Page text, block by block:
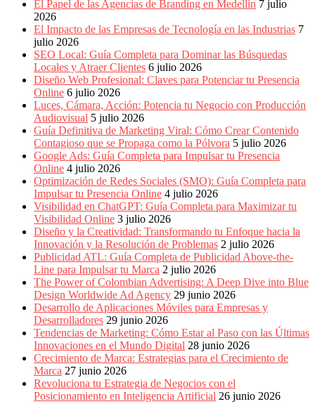
Periódicos
Producción
Gráfica
Colombia.
El Papel de las Agencias de Branding en Medellín 7 julio
2026
El Impacto de las Empresas de Tecnología en las Industrias 7
julio 2026
SEO Local: Guía Completa para Dominar las Búsquedas
Locales y Atraer Clientes 6 julio 2026
Diseño Web Profesional: Claves para Potenciar tu Presencia
Online 6 julio 2026
Luces, Cámara, Acción: Potencia tu Negocio con Producción
Audiovisual 5 julio 2026
Guía Definitiva de Marketing Viral: Cómo Crear Contenido
Contagioso que se Propaga como la Pólvora 5 julio 2026
Google Ads: Guía Completa para Impulsar tu Presencia
Online 4 julio 2026
Optimización de Redes Sociales (SMO): Guía Completa para
Impulsar tu Presencia Online 4 julio 2026
Visibilidad en ChatGPT: Guía Completa para Maximizar tu
Visibilidad Online 3 julio 2026
Diseño y la Creatividad: Transformando tu Enfoque hacia la
Innovación y la Resolución de Problemas 2 julio 2026
Publicidad ATL: Guía Completa de Publicidad Above-the-
Line para Impulsar tu Marca 2 julio 2026
The Power of Colombian Advertising: A Deep Dive into Blue
Design Worldwide Ad Agency 29 junio 2026
Desarrollo de Aplicaciones Móviles para Empresas y
Desarrolladores 29 junio 2026
Tendencias de Marketing: Cómo Estar al Paso con las Últimas
Innovaciones en el Mundo Digital 28 junio 2026
Crecimiento de Marca: Estrategias para el Crecimiento de
Marca 27 junio 2026
Revoluciona tu Estrategia de Negocios con el
Posicionamiento en Inteligencia Artificial 26 junio 2026